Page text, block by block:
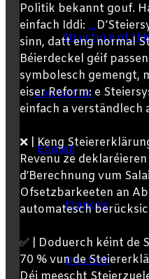
Structure of
Contact us
English
Français
Deutsch
Politik bekannt gouf.
einfach Iddi: ...
sinn, datt eng normal
Béierdeckel géif
symbolesch gemengt,
eiser Reform: e
einfach a verständlech
❌ | Keng
Revenu ze
d’Berechnung vum
Ofsetzbarkeeten an
automatesch
✅ | Doduerch kéint de
70 % vun de